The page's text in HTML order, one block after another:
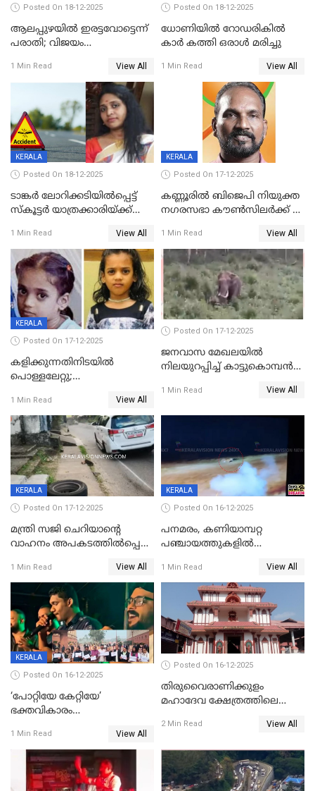
Posted On 18-12-2025
ആലപ്പുഴയിൽ ഇരട്ടവോട്ടെന്ന്
പരാതി; വിജയം
വാർഡിലെ എൽഡിഎഫ്
സ്ഥാനാർത്ഥി
1 Min Read View All
Posted On 18-12-2025
ധോണിയിൽ റോഡരികിൽ
കാർ കത്തി ഒരാൾ മരിച്ചു
1 Min Read View All
KERALA
Posted On 18-12-2025
ടാങ്കർ ലോറിക്കടിയിൽപ്പെട്ട്
സ്കൂട്ടർ യാത്രക്കാരിയ്ക്ക്
കണ്ടോത്ത് ദേശീയ പാതയിൽ
1 Min Read View All
KERALA
Posted On 17-12-2025
കണ്ണൂരിൽ ബിജെപി നിയുക്ത
നഗരസഭാ കൗൺസിലർക്ക് 36
1 Min Read View All
KERALA
Posted On 17-12-2025
കളിക്കുന്നതിനിടയിൽ
പൊള്ളലേറ്റു;
ക്ലാസ് വിദ്യാർത്ഥിനി മരിച്ചു
1 Min Read View All
Posted On 17-12-2025
ജനവാസ മേഖലയില്‍
നിലയുറപ്പിച്ച് കാട്ടുകൊമ്പന്‍
1 Min Read View All
KERALA
Posted On 17-12-2025
മന്ത്രി സജി ചെറിയാന്റെ
വാഹനം അപകടത്തിൽപ്പെട്ടു;
രക്ഷപ്പെട്ടത് തലനാരിടയ്ക്ക്
1 Min Read View All
KERALA
Posted On 16-12-2025
പനമരം, കണിയാമ്പറ്റ
പഞ്ചായത്തുകളിൽ
സ്ഥാപനങ്ങൾക്ക് അവധി
1 Min Read View All
KERALA
Posted On 16-12-2025
‘പോറ്റിയേ കേറ്റിയേ’
ഭക്തവികാരം
ഡിജിപിക്ക് പരാതി; ശക്തമായ
നടപടി വേണമെന്നു
സിപിഐഎമ്മും
1 Min Read View All
Posted On 16-12-2025
തിരുവൈരാണിക്കുളം
മഹാദേവ ക്ഷേത്രത്തിലെ
ജനുവരി 2 ന് തുടക്കമാകും
2 Min Read View All